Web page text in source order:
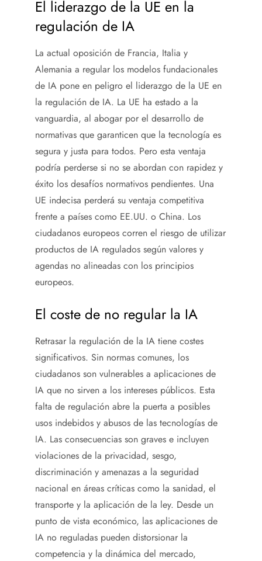
El liderazgo de la UE en la
regulación de IA
La actual oposición de Francia, Italia y
Alemania a regular los modelos fundacionales
de IA pone en peligro el liderazgo de la UE en
la regulación de IA. La UE ha estado a la
vanguardia, al abogar por el desarrollo de
normativas que garanticen que la tecnología es
segura y justa para todos. Pero esta ventaja
podría perderse si no se abordan con rapidez y
éxito los desafíos normativos pendientes. Una
UE indecisa perderá su ventaja competitiva
frente a países como EE.UU. o China. Los
ciudadanos europeos corren el riesgo de utilizar
productos de IA regulados según valores y
agendas no alineadas con los principios
europeos.
El coste de no regular la IA
Retrasar la regulación de la IA tiene costes
significativos. Sin normas comunes, los
ciudadanos son vulnerables a aplicaciones de
IA que no sirven a los intereses públicos. Esta
falta de regulación abre la puerta a posibles
usos indebidos y abusos de las tecnologías de
IA. Las consecuencias son graves e incluyen
violaciones de la privacidad, sesgo,
discriminación y amenazas a la seguridad
nacional en áreas críticas como la sanidad, el
transporte y la aplicación de la ley. Desde un
punto de vista económico, las aplicaciones de
IA no reguladas pueden distorsionar la
competencia y la dinámica del mercado,